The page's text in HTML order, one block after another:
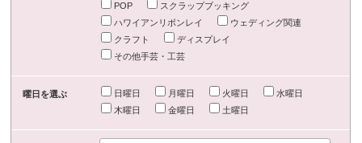
POP
スクラップブッキング
ハワイアンリボンレイ
ウェディング関連
クラフト
ディスプレイ
その他手芸・工芸
曜日を選ぶ 日曜日 月曜日 火曜日
水曜日
木曜日
金曜日 土曜日